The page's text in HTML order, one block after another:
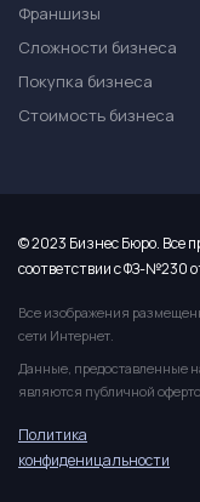
Франшизы
Сложности бизнеса
Покупка бизнеса
Стоимость бизнеса
© 2023 Бизнес Бюро. Все
соответствии с ФЗ-№230
Все изображения
сети Интернет.
Данные, предоставленные
являются публичной
Политика
конфиденицальности